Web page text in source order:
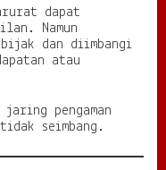
dapat
Namun
bijak dan diimbangi
atau
pengaman
seimbang.